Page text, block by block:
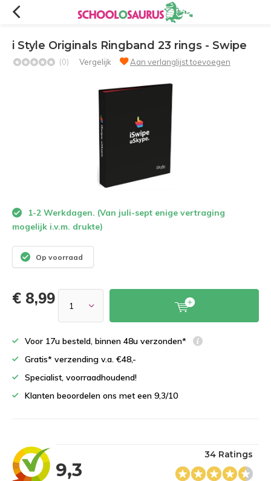
i Style Originals Ringband 23 rings - Swipe
(0) Vergelijk Aan verlanglijst toevoegen
1-2 Werkdagen. (Van juli-sept enige vertraging
mogelijk i.v.m. drukte)
Op voorraad
€ 8,99
Voor 17u besteld, binnen 48u verzonden*
Gratis* verzending v.a. €48,-
Specialist, voorraadhoudend!
Klanten beoordelen ons met een 9,3/10
9,3
34 Ratings